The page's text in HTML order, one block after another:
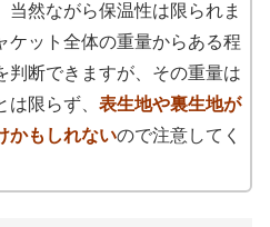
当然ながら保温性は限られま
ケット全体の重量からある程
判断できますが、その重量は
は限らず、 表生地や裏生地が
かもしれないので注意してく